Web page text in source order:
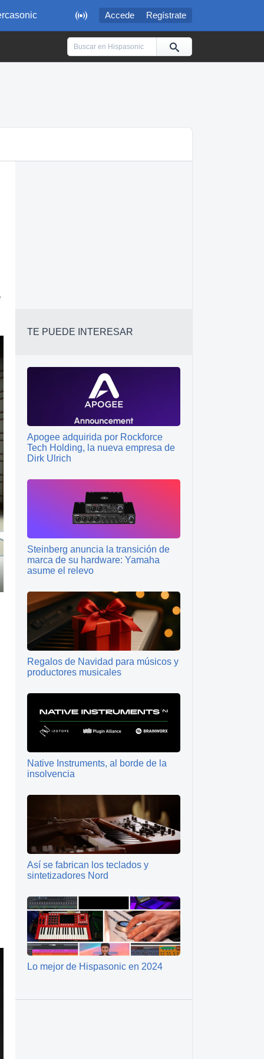
 Accede Regístrate
TE PUEDE INTERESAR
Apogee adquirida por Rockforce
Tech Holding, la nueva empresa de
Dirk Ulrich
Steinberg anuncia la transición de
marca de su hardware: Yamaha
asume el relevo
Regalos de Navidad para músicos y
productores musicales
Native Instruments, al borde de la
insolvencia
Así se fabrican los teclados y
sintetizadores Nord
Lo mejor de Hispasonic en 2024